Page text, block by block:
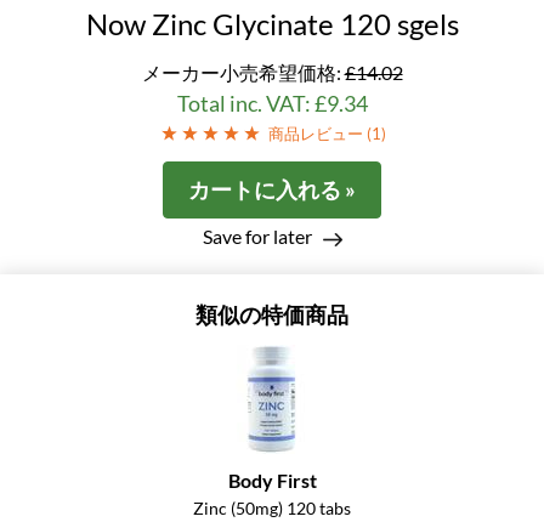
Now Zinc Glycinate 120 sgels
メーカー小売希望価格:£14.02
Total inc. VAT: £9.34
商品レビュー (1)
カートに入れる »
Save for later
類似の特価商品
Body First
Zinc (50mg) 120 tabs